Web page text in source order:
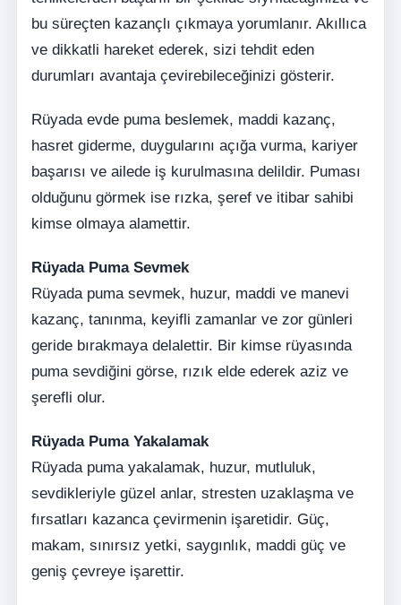
bu süreçten kazançlı çıkmaya yorumlanır. Akıllıca
ve dikkatli hareket ederek, sizi tehdit eden
durumları avantaja çevirebileceğinizi gösterir.
Rüyada evde puma beslemek, maddi kazanç,
hasret giderme, duygularını açığa vurma, kariyer
başarısı ve ailede iş kurulmasına delildir. Puması
olduğunu görmek ise rızka, şeref ve itibar sahibi
kimse olmaya alamettir.
Rüyada Puma Sevmek
Rüyada puma sevmek, huzur, maddi ve manevi
kazanç, tanınma, keyifli zamanlar ve zor günleri
geride bırakmaya delalettir. Bir kimse rüyasında
puma sevdiğini görse, rızık elde ederek aziz ve
şerefli olur.
Rüyada Puma Yakalamak
Rüyada puma yakalamak, huzur, mutluluk,
sevdikleriyle güzel anlar, stresten uzaklaşma ve
fırsatları kazanca çevirmenin işaretidir. Güç,
makam, sınırsız yetki, saygınlık, maddi güç ve
geniş çevreye işarettir.